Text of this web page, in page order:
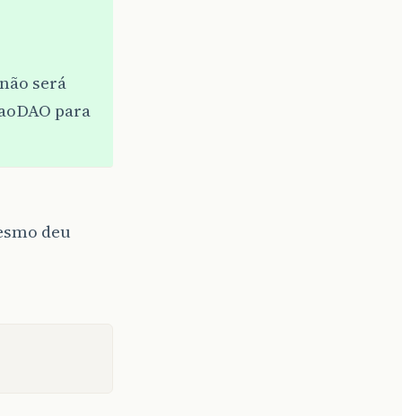
será
para
deu